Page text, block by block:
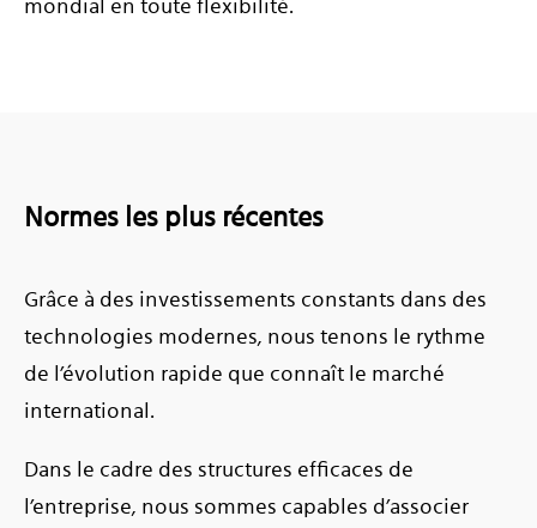
mondial en toute flexibilité.
Normes les plus récentes
Grâce à des investissements constants dans des
technologies modernes, nous tenons le rythme
de l’évolution rapide que connaît le marché
international.
Dans le cadre des structures efficaces de
l’entreprise, nous sommes capables d’associer